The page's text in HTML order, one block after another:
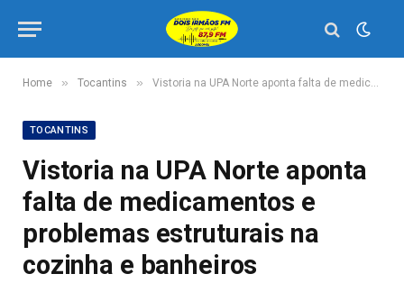
Home » Tocantins » Vistoria na UPA Norte aponta falta de medicamentos e problemas estruturais na cozinha e banheiros
TOCANTINS
Vistoria na UPA Norte aponta
falta de medicamentos e
problemas estruturais na
cozinha e banheiros